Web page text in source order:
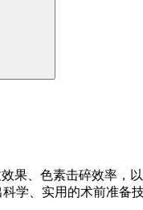
果、色素击碎效率，
、实用的术前准备